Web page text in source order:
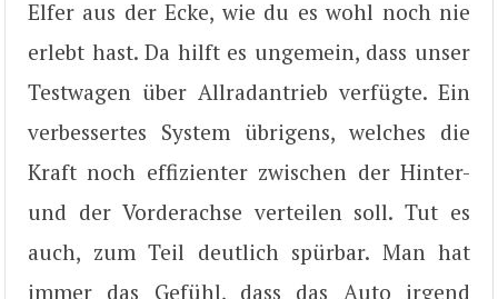
Elfer aus der Ecke, wie du es wohl noch nie
erlebt hast. Da hilft es ungemein, dass unser
Testwagen über Allradantrieb verfügte. Ein
verbessertes System übrigens, welches die
Kraft noch effizienter zwischen der Hinter-
und der Vorderachse verteilen soll. Tut es
auch, zum Teil deutlich spürbar. Man hat
immer das Gefühl, dass das Auto irgend